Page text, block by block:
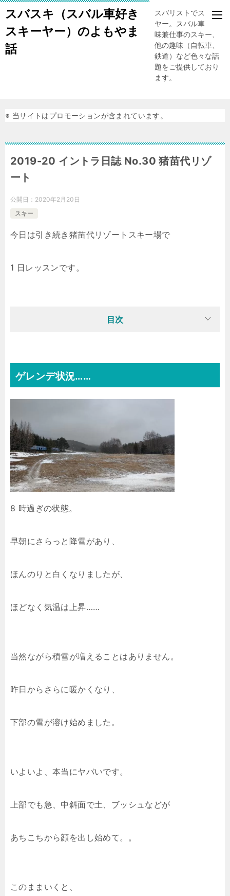
スバスキ（スバル車好き
スキーヤー）のよもやま
話
スバリストでスキー
ヤー。スバル車、趣
味兼仕事のスキー、
他の趣味（自転車、
鉄道）など色々な話
題をご提供しており
ます。
※ 当サイトはプロモーションが含まれています。
2019-20 イントラ日誌 No.30 猪苗代リゾ
ート
公開日： 2020年2月20日
スキー
今日は引き続き猪苗代リゾートスキー場で
1 日レッスンです。
目次
ゲレンデ状況……
8 時過ぎの状態。
早朝にさらっと降雪があり、
ほんのりと白くなりましたが、
ほどなく気温は上昇……
当然ながら積雪が増えることはありません。
昨日からさらに暖かくなり、
下部の雪が溶け始めました。
いよいよ、本当にヤバいです。
上部でも急、中斜面で土、ブッシュなどが
あちこちから顔を出し始めて。。
このままいくと、